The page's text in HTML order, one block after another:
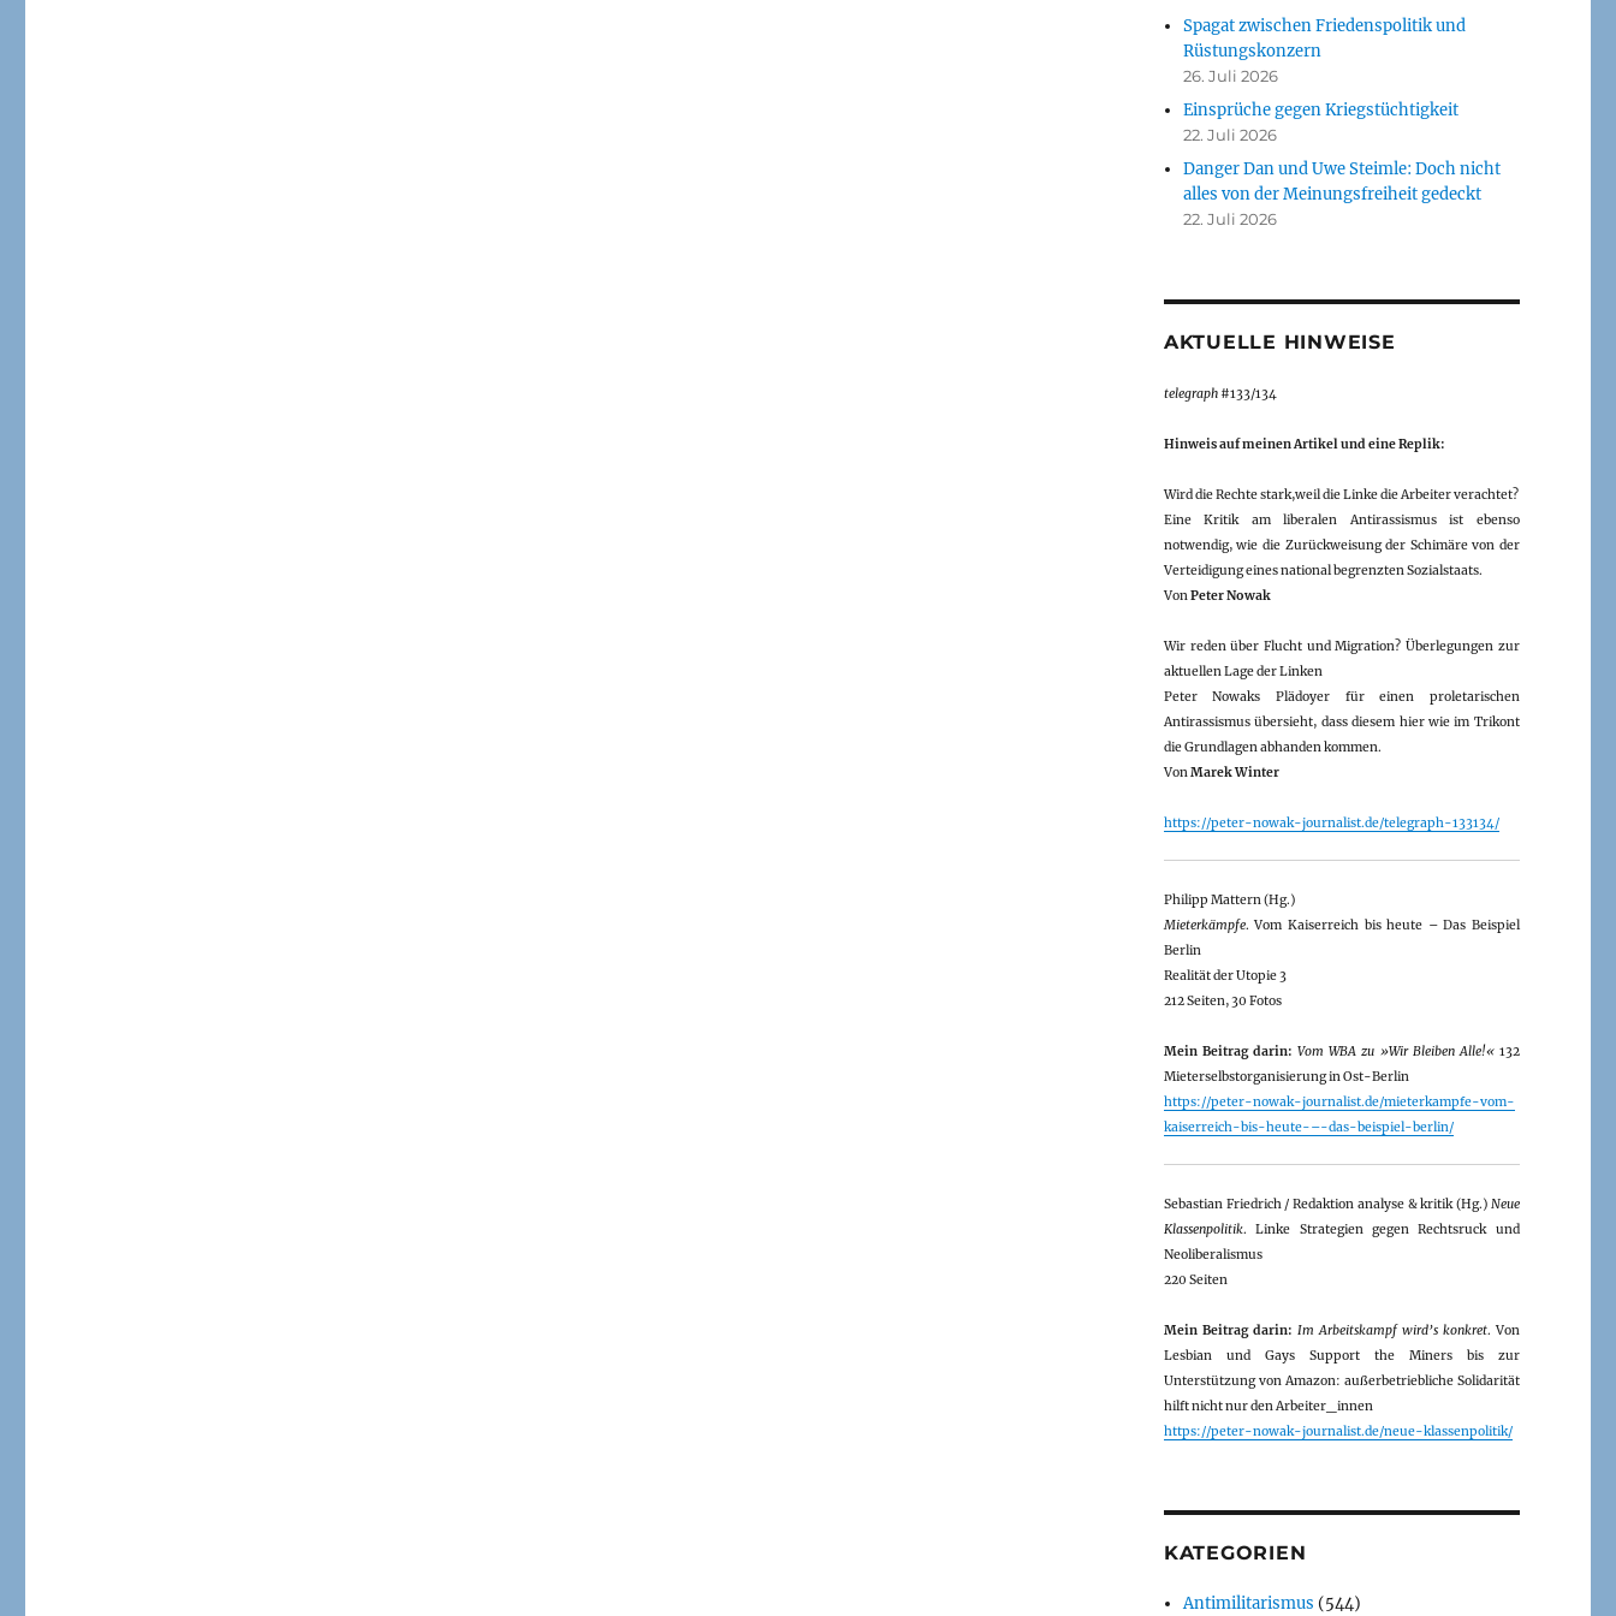
Spagat zwischen Friedenspolitik und
Rüstungskonzern
26. Juli 2026
Einsprüche gegen Kriegstüchtigkeit
22. Juli 2026
Danger Dan und Uwe Steimle: Doch nicht
alles von der Meinungsfreiheit gedeckt
22. Juli 2026
AKTUELLE HINWEISE
telegraph#133/134
Hinweis auf meinen Artikel und eine Replik:
Wird die Rechte stark,weil die Linke die Arbeiter verachtet?
Eine Kritik am liberalen Antirassismus ist ebenso
notwendig, wie die Zurückweisung der Schimäre von der
Verteidigung eines national begrenzten Sozialstaats.
VonPeter Nowak
Wir reden über Flucht und Migration? Überlegungen zur
aktuellen Lage der Linken
Peter Nowaks Plädoyer für einen proletarischen
Antirassismus übersieht, dass diesem hier wie im Trikont
die Grundlagen abhanden kommen.
VonMarek Winter
https://peter-nowak-journalist.de/telegraph-133134/
Philipp Mattern (Hg.)
Mieterkämpfe. Vom Kaiserreich bis heute – Das Beispiel
Berlin
Realität der Utopie 3
212 Seiten, 30 Fotos
Mein Beitrag darin: Vom WBA zu »Wir Bleiben Alle!«132
Mieterselbstorganisierung in Ost-Berlin
https://peter-nowak-journalist.de/mieterkampfe-vom-
kaiserreich-bis-heute-–-das-beispiel-berlin/
Sebastian Friedrich / Redaktion analyse & kritik (Hg.) Neue
Klassenpolitik. Linke Strategien gegen Rechtsruck und
Neoliberalismus
220 Seiten
Mein Beitrag darin: Im Arbeitskampf wird’s konkret. Von
Lesbian und Gays Support the Miners bis zur
Unterstützung von Amazon: außerbetriebliche Solidarität
hilft nicht nur den Arbeiter_innen
https://peter-nowak-journalist.de/neue-klassenpolitik/
KATEGORIEN
Antimilitarismus (544)